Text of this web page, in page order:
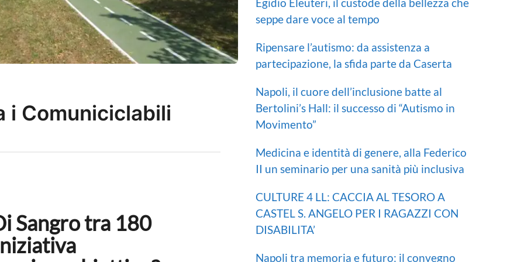
i Comuniciclabili
Sangro tra 180
seppe dare voce al tempo
Ripensare l’autismo: da assistenza a
partecipazione, la sfida parte da Caserta
Napoli, il cuore dell’inclusione batte al
Bertolini’s Hall: il successo di “Autismo in
Movimento”
Medicina e identità di genere, alla Federico
II un seminario per una sanità più inclusiva
CULTURE 4 LL: CACCIA AL TESORO A
CASTEL S. ANGELO PER I RAGAZZI CON
DISABILITA’
Napoli tra memoria e futuro: il convegno